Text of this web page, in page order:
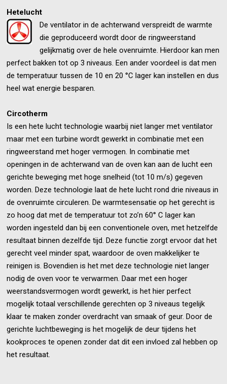
Hetelucht
De ventilator in de achterwand verspreidt de warmte
die geproduceerd wordt door de ringweerstand
gelijkmatig over de hele ovenruimte. Hierdoor kan men
perfect bakken tot op 3 niveaus. Een ander voordeel is dat men
de temperatuur tussen de 10 en 20 °C lager kan instellen en dus
heel wat energie besparen.
Circotherm
Is een hete lucht technologie waarbij niet langer met ventilator
maar met een turbine wordt gewerkt in combinatie met een
ringweerstand met hoger vermogen. In combinatie met
openingen in de achterwand van de oven kan aan de lucht een
gerichte beweging met hoge snelheid (tot 10 m/s) gegeven
worden. Deze technologie laat de hete lucht rond drie niveaus in
de ovenruimte circuleren. De warmtesensatie op het gerecht is
zo hoog dat met de temperatuur tot zo’n 60° C lager kan
worden ingesteld dan bij een conventionele oven, met hetzelfde
resultaat binnen dezelfde tijd. Deze functie zorgt ervoor dat het
gerecht veel minder spat, waardoor de oven makkelijker te
reinigen is. Bovendien is het met deze technologie niet langer
nodig de oven voor te verwarmen. Daar met een hoger
weerstandsvermogen wordt gewerkt, is het hier perfect
mogelijk totaal verschillende gerechten op 3 niveaus tegelijk
klaar te maken zonder overdracht van smaak of geur. Door de
gerichte luchtbeweging is het mogelijk de deur tijdens het
kookproces te openen zonder dat dit een invloed zal hebben op
het resultaat.